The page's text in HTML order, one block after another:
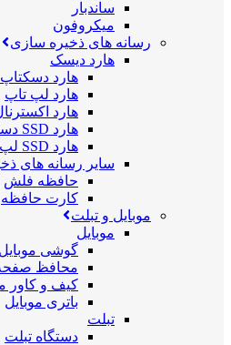
ساندبار
میکروفون
رسانه های ذخیره سازی
هارد دیسک
هارد دسکتاپ
هارد لپ تاپ
هارد
هارد SSD دسکتاپ
هارد SSD لپ تاپ
سایر رسانه های
حافظه فلش
کارت حافظه
موبایل و تبلت
موبایل
گوشی موبایل
محافظ صفحه
کیف و کاور
باتری موبایل
تبلت
دستگاه تبلت